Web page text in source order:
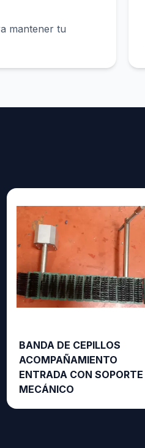
mantener tu
BANDA DE CEPILLOS
ACOMPAÑAMIENTO
ENTRADA CON SOPORTE
MECÁNICO